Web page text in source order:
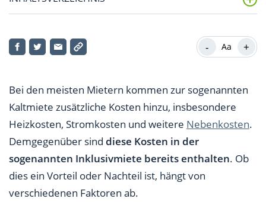
Was versteht man unter Inklusivmiete?
Wann ist eine Inklusivmiete durchsetzbar?
Inklusivmiete: Vor- und Nachteile
FAQs zur Inklusivmiete
- Aa +
Bei den meisten Mietern kommen zur sogenannten
Kaltmiete zusätzliche Kosten hinzu, insbesondere
Heizkosten, Stromkosten und weitere Nebenkosten.
Demgegenüber sind diese Kosten in der
sogenannten Inklusivmiete bereits enthalten. Ob
dies ein Vorteil oder Nachteil ist, hängt von
verschiedenen Faktoren ab.